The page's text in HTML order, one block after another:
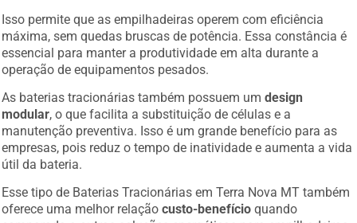
Isso permite que as empilhadeiras operem com eficiência
máxima, sem quedas bruscas de potência. Essa constância é
essencial para manter a produtividade em alta durante a
operação de equipamentos pesados.
As baterias tracionárias também possuem umdesign
modular, o que facilita a substituição de células e a
manutenção preventiva. Isso é um grande benefício para as
empresas, pois reduz o tempo de inatividade e aumenta a vida
útil da bateria.
Esse tipo de Baterias Tracionárias em Terra Nova MT também
oferece uma melhor relaçãocusto-benefício quando